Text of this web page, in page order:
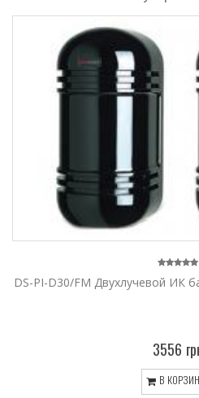
DS-PI-D30/FM Двухлучевой ИК
3556
В